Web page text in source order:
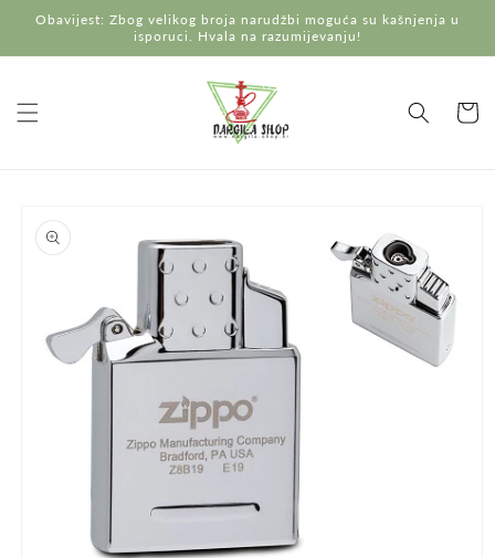
na
Obavijest: Zbog velikog broja narudžbi moguća su kašnjenja u
isporuci. Hvala na razumijevanju!
proizvodu